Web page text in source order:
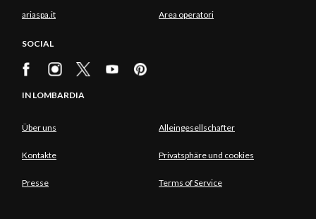
ariaspa.it Area operatori
SOCIAL
IN LOMBARDIA
Über uns Alleingesellschafter
Kontakte Privatsphäre und cookies
Presse Terms of Service